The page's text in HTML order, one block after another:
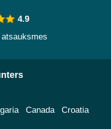
4.9
Canada Croatia